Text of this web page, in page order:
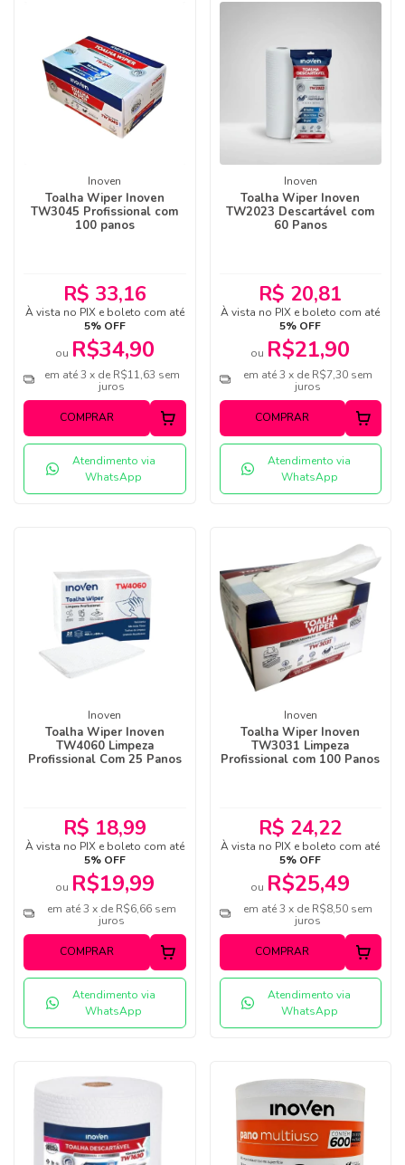
Inoven
Toalha Wiper Inoven
TW3045 Profissional com
100 panos
R$ 33,16
À vista no PIX e boleto com até
5% OFF
ou R$34,90
em até 3 x de R$11,63 sem
juros
COMPRAR
Atendimento via
WhatsApp
Inoven
Toalha Wiper Inoven
TW2023 Descartável com
60 Panos
R$ 20,81
À vista no PIX e boleto com até
5% OFF
ou R$21,90
em até 3 x de R$7,30 sem
juros
COMPRAR
Atendimento via
WhatsApp
Inoven
Toalha Wiper Inoven
TW4060 Limpeza
Profissional Com 25 Panos
R$ 18,99
À vista no PIX e boleto com até
5% OFF
ou R$19,99
em até 3 x de R$6,66 sem
juros
COMPRAR
Atendimento via
WhatsApp
Inoven
Toalha Wiper Inoven
TW3031 Limpeza
Profissional com 100 Panos
R$ 24,22
À vista no PIX e boleto com até
5% OFF
ou R$25,49
em até 3 x de R$8,50 sem
juros
COMPRAR
Atendimento via
WhatsApp